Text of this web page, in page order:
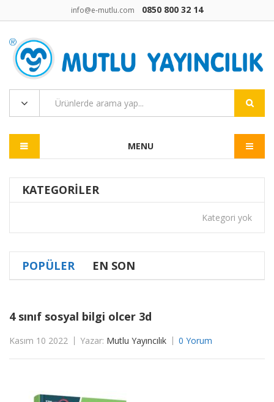
info@e-mutlu.com 0850 800 32 14
MENU
KATEGORILER
Kategori yok
POPÜLER EN SON
4 sınıf sosyal bilgi olcer 3d
Kasım 10 2022 Yazar: Mutlu Yayıncılık 0 Yorum